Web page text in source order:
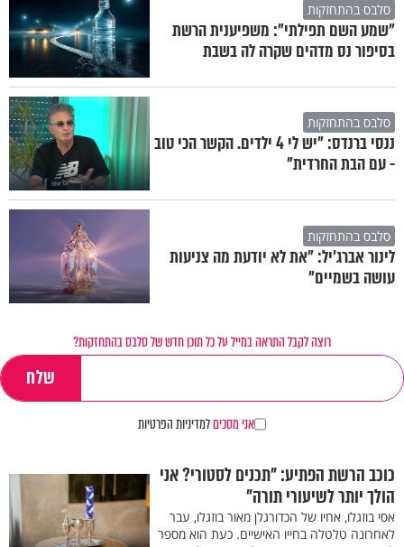
סלבס בהתחזקות
"שמע השם תפילתי": משפיענית הרשת
בסיפור נס מדהים שקרה לה בשבת
סלבס בהתחזקות
ננסי ברנדס: "יש לי 4 ילדים. הקשר הכי טוב
- עם הבת החרדית"
סלבס בהתחזקות
לינור אברג'יל: "את לא יודעת מה צניעות
עושה בשמיים"
רוצה לקבל התראה במייל על כל תוכן חדש של סלבס בהתחזקות?
אני מסכיםלמדיניות הפרטיות
כוכב הרשת הפתיע: "תכנים לסטורי? אני
הולך יותר לשיעורי תורה"
אסי בוזגלו, אחיו של הכדורגלן מאור בוזגלו, עבר
לאחרונה טלטלה בחייו האישיים. כעת הוא מספר